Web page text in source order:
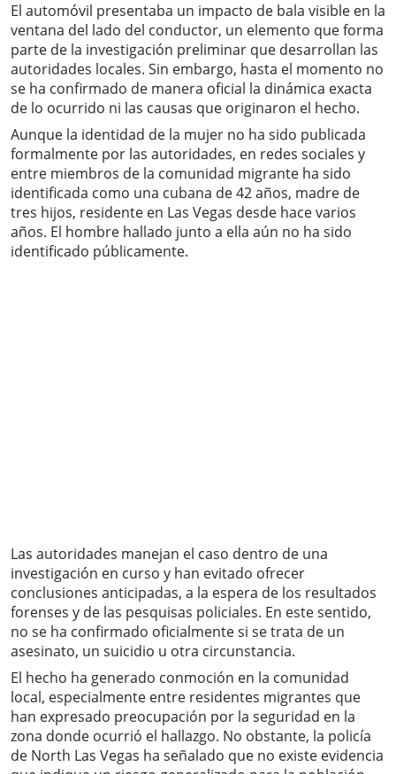
El automóvil presentaba un impacto de bala visible en la
ventana del lado del conductor, un elemento que forma
parte de la investigación preliminar que desarrollan las
autoridades locales. Sin embargo, hasta el momento no
se ha confirmado de manera oficial la dinámica exacta
de lo ocurrido ni las causas que originaron el hecho.
Aunque la identidad de la mujer no ha sido publicada
formalmente por las autoridades, en redes sociales y
entre miembros de la comunidad migrante ha sido
identificada como una cubana de 42 años, madre de
tres hijos, residente en Las Vegas desde hace varios
años. El hombre hallado junto a ella aún no ha sido
identificado públicamente.
Las autoridades manejan el caso dentro de una
investigación en curso y han evitado ofrecer
conclusiones anticipadas, a la espera de los resultados
forenses y de las pesquisas policiales. En este sentido,
no se ha confirmado oficialmente si se trata de un
asesinato, un suicidio u otra circunstancia.
El hecho ha generado conmoción en la comunidad
local, especialmente entre residentes migrantes que
han expresado preocupación por la seguridad en la
zona donde ocurrió el hallazgo. No obstante, la policía
de North Las Vegas ha señalado que no existe evidencia